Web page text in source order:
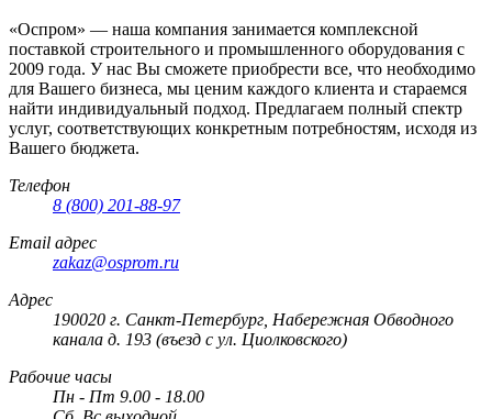
«Оспром» — наша компания занимается комплексной
поставкой строительного и промышленного оборудования с
2009 года. У нас Вы сможете приобрести все, что необходимо
для Вашего бизнеса, мы ценим каждого клиента и стараемся
найти индивидуальный подход. Предлагаем полный спектр
услуг, соответствующих конкретным потребностям, исходя из
Вашего бюджета.
Телефон
8 (800) 201-88-97
Email адрес
zakaz@osprom.ru
Адрес
190020 г. Санкт-Петербург, Набережная Обводного
канала д. 193 (въезд с ул. Циолковского)
Рабочие часы
Пн - Пт 9.00 - 18.00